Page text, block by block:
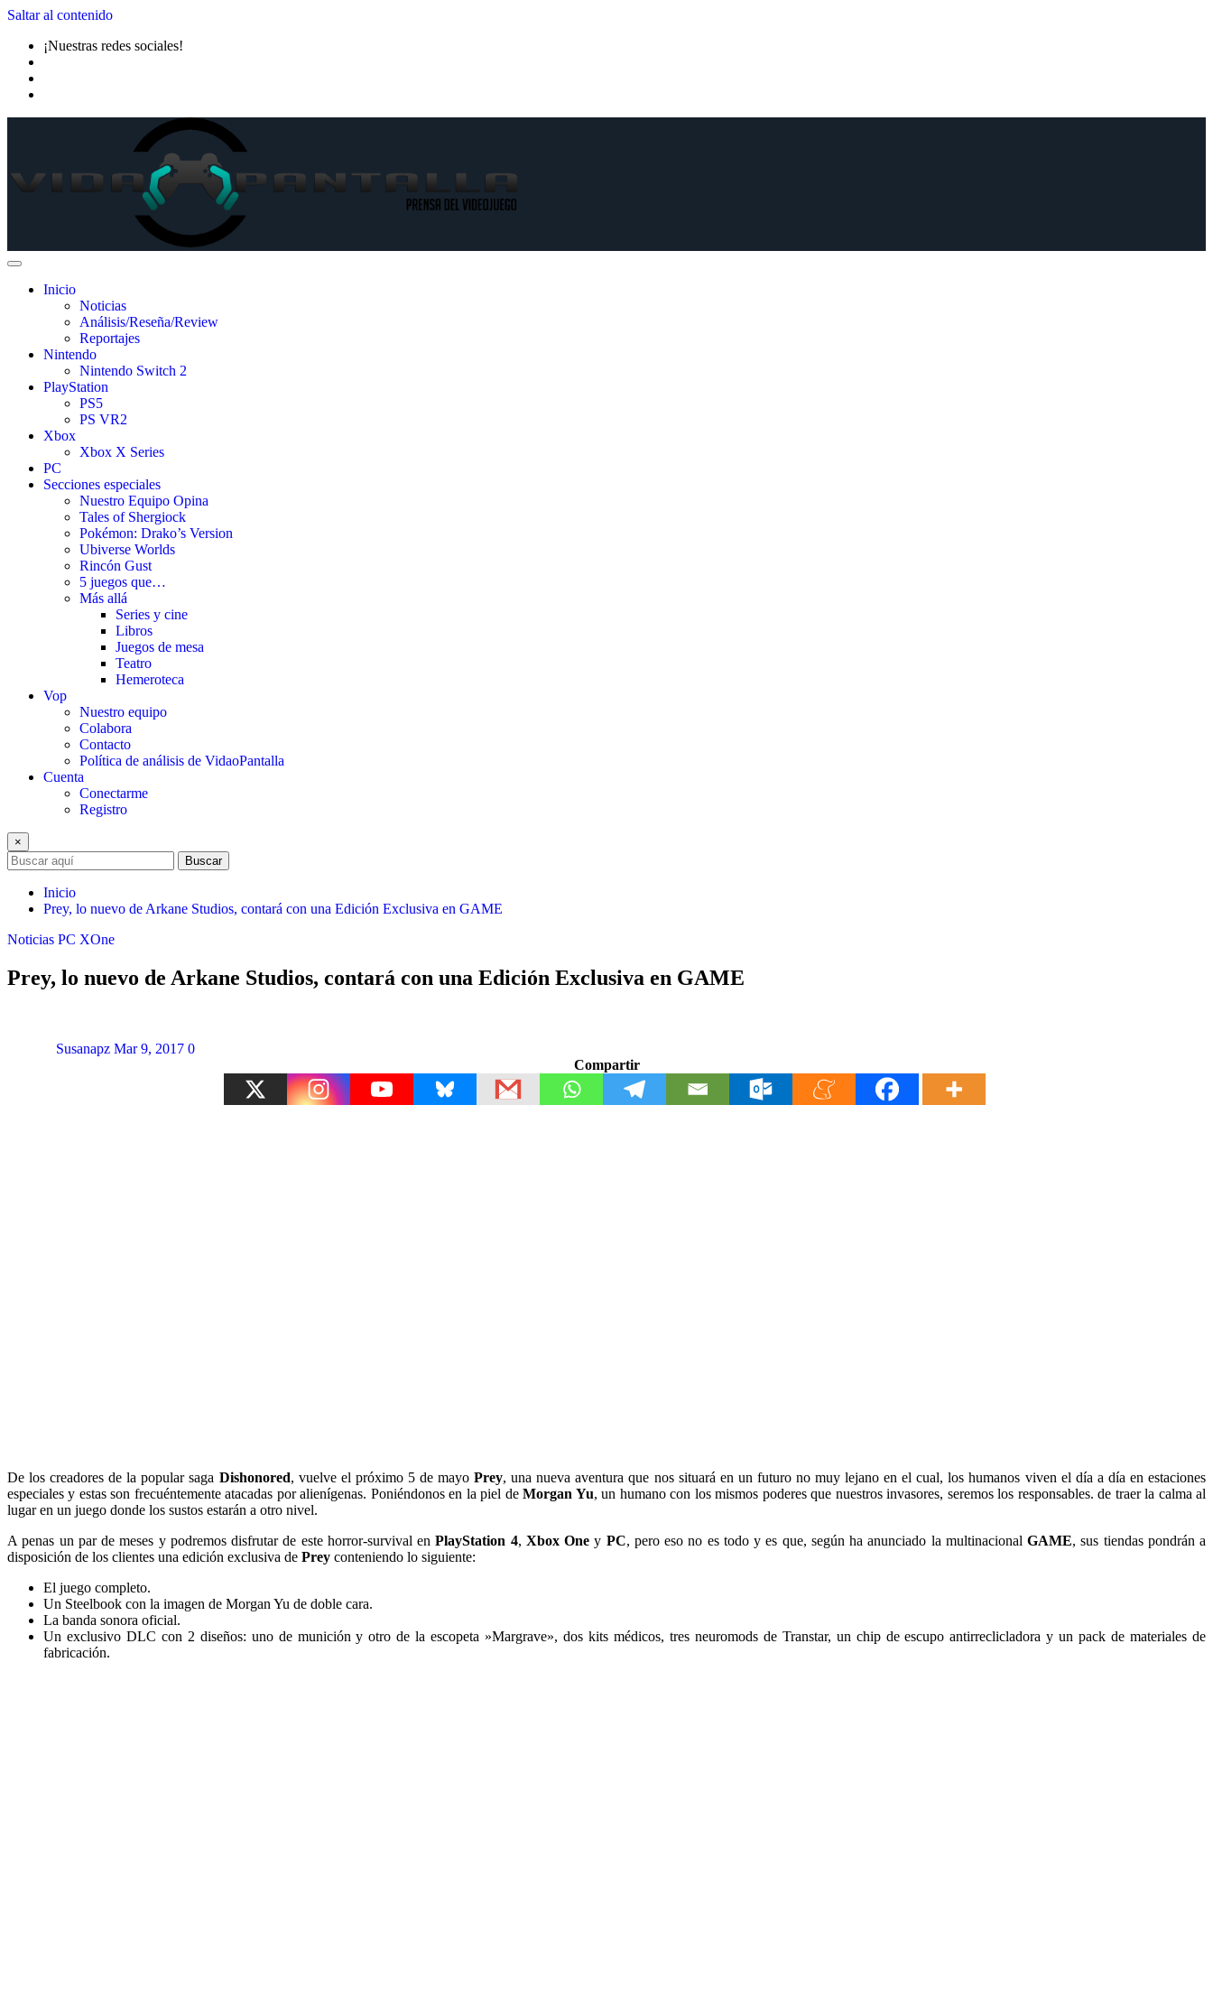
Saltar al contenido
¡Nuestras redes sociales!
Inicio
Noticias
Análisis/Reseña/Review
Reportajes
Nintendo
Nintendo Switch 2
PlayStation
PS5
PS VR2
Xbox
Xbox X Series
PC
Secciones especiales
Nuestro Equipo Opina
Tales of Shergiock
Pokémon: Drako’s Version
Ubiverse Worlds
Rincón Gust
5 juegos que…
Más allá
Series y cine
Libros
Juegos de mesa
Teatro
Hemeroteca
Vop
Nuestro equipo
Colabora
Contacto
Política de análisis de VidaoPantalla
Cuenta
Conectarme
Registro
×
Buscar
Inicio
Prey, lo nuevo de Arkane Studios, contará con una Edición Exclusiva en GAME
Noticias PC XOne
Prey, lo nuevo de Arkane Studios, contará con una Edición Exclusiva en GAME
Susanapz Mar 9, 2017 0
Compartir
De los creadores de la popular saga Dishonored, vuelve el próximo 5 de mayoPrey, una nueva aventura que nos situará en un futuro no muy lejano en el cual, los humanos viven el día a día en estaciones
especiales y estas son frecuéntemente atacadas por alienígenas. Poniéndonos en la piel deMorgan Yu, un humano con los mismos poderes que nuestros invasores, seremos los responsables. de traer la calma al
lugar en un juego donde los sustos estarán a otro nivel.
A penas un par de meses y podremos disfrutar de este horror-survival enPlayStation 4, Xbox One y PC, pero eso no es todo y es que, según ha anunciado la multinacional GAME, sus tiendas pondrán a
disposición de los clientes una edición exclusiva de Prey conteniendo lo siguiente:
El juego completo.
Un Steelbook con la imagen de Morgan Yu de doble cara.
La banda sonora oficial.
Un exclusivo DLC con 2 diseños: uno de munición y otro de la escopeta »Margrave», dos kits médicos, tres neuromods de Transtar, un chip de escupo antirreclicladora y un pack de materiales de
fabricación.